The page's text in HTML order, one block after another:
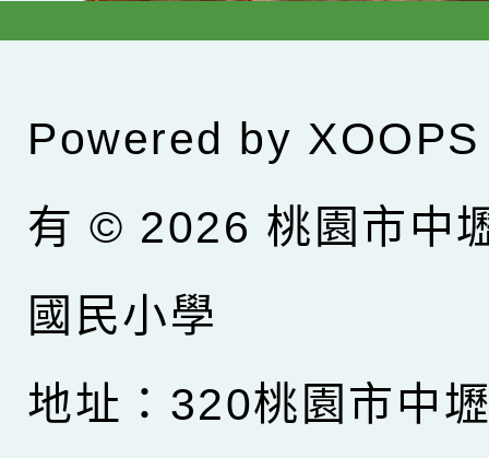
Powered by XOOPS
有 © 2026 桃園市中
國民小學
地址：320桃園市中